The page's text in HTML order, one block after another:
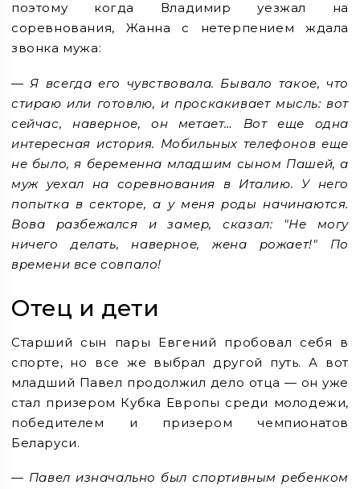
поэтому когда Владимир уезжал на
соревнования, Жанна с нетерпением ждала
звонка мужа:
— Я всегда его чувствовала. Бывало такое, что
стираю или готовлю, и проскакивает мысль: вот
сейчас, наверное, он метает… Вот еще одна
интересная история. Мобильных телефонов еще
не было, я беременна младшим сыном Пашей, а
муж уехал на соревнования в Италию. У него
попытка в секторе, а у меня роды начинаются.
Вова разбежался и замер, сказал: "Не могу
ничего делать, наверное, жена рожает!" По
времени все совпало!
Отец и дети
Старший сын пары Евгений пробовал себя в
спорте, но все же выбрал другой путь. А вот
младший Павел продолжил дело отца — он уже
стал призером Кубка Европы среди молодежи,
победителем и призером чемпионатов
Беларуси.
— Павел изначально был спортивным ребенком